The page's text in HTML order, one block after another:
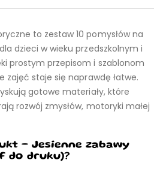
to zestaw 10 pomysłów na
dzieci w wieku przedszkolnym i
prostym przepisom i szablonom
zajęć staje się naprawdę łatwe.
gotowe materiały, które
rozwój zmysłów, motoryki małej
– Jesienne zabawy
do druku)?